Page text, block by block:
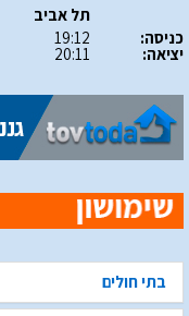
כניסה:
יציאה:
תל אביב
19:12
20:11
בתי חולים